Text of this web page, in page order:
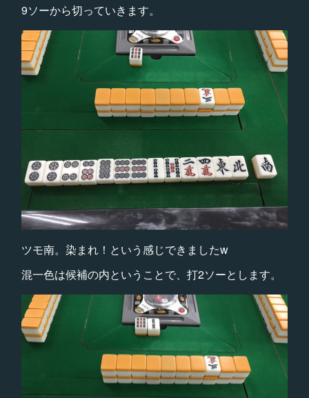
9ソーから切っていきます。
ツモ南。染まれ！という感じできましたw
混一色は候補の内ということで、打2ソーとします。